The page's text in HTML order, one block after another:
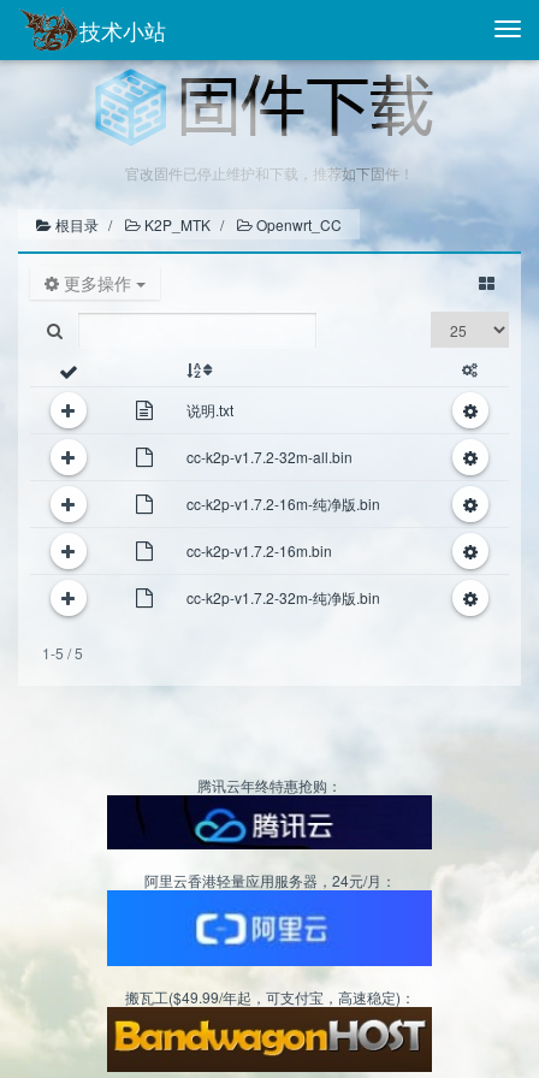
技术小站
官改固件已停止维护和下载，推荐如下固件！
根目录 K2P_MTK Openwrt_CC
更多操作
说明.txt
cc-k2p-v1.7.2-32m-all.bin
cc-k2p-v1.7.2-16m-纯净版.bin
cc-k2p-v1.7.2-16m.bin
cc-k2p-v1.7.2-32m-纯净版.bin
1-5 / 5
腾讯云年终特惠抢购：
阿里云香港轻量应用服务器，24元/月：
搬瓦工($49.99/年起，可支付宝，高速稳定)：